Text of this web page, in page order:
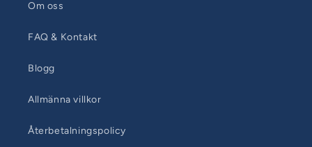
Om oss
FAQ & Kontakt
Blogg
Allmänna villkor
Återbetalningspolicy